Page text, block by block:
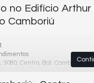
no Edifício Arthur
Camboriú
Centro, Bal. Camboriú - SC